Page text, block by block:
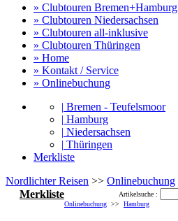
» Clubtouren Bremen+Hamburg
» Clubtouren Niedersachsen
» Clubtouren all-inklusive
» Clubtouren Thüringen
» Home
» Kontakt / Service
» Onlinebuchung
| Bremen - Teufelsmoor
| Hamburg
| Niedersachsen
| Thüringen
Merkliste
Nordlichter Reisen >> Onlinebuchung
Merkliste
Artikelsuche :
Onlinebuchung >> Hamburg